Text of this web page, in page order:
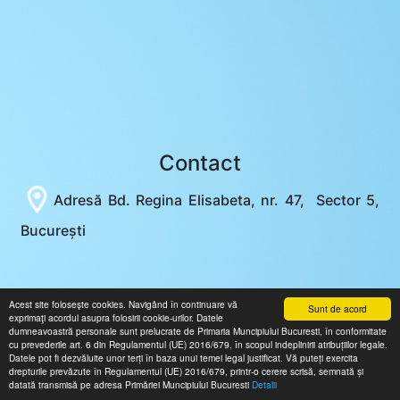
Sunt de acord
Acest site foloseşte cookies. Navigând în continuare vă
exprimaţi acordul asupra folosirii cookie-urilor. Datele
dumneavoastră personale sunt prelucrate de Primaria Muncipiului Bucuresti, în conformitate
cu prevederile art. 6 din Regulamentul (UE) 2016/679, în scopul indeplinirii atribuțiilor legale.
Datele pot fi dezvăluite unor terți în baza unui temei legal justificat. Vă puteți exercita
drepturile prevăzute în Regulamentul (UE) 2016/679, printr-o cerere scrisă, semnată și
datată transmisă pe adresa Primăriei Muncipiului Bucuresti Detalii
Contact
Adresă Bd. Regina Elisabeta, nr. 47, Sector 5,
București